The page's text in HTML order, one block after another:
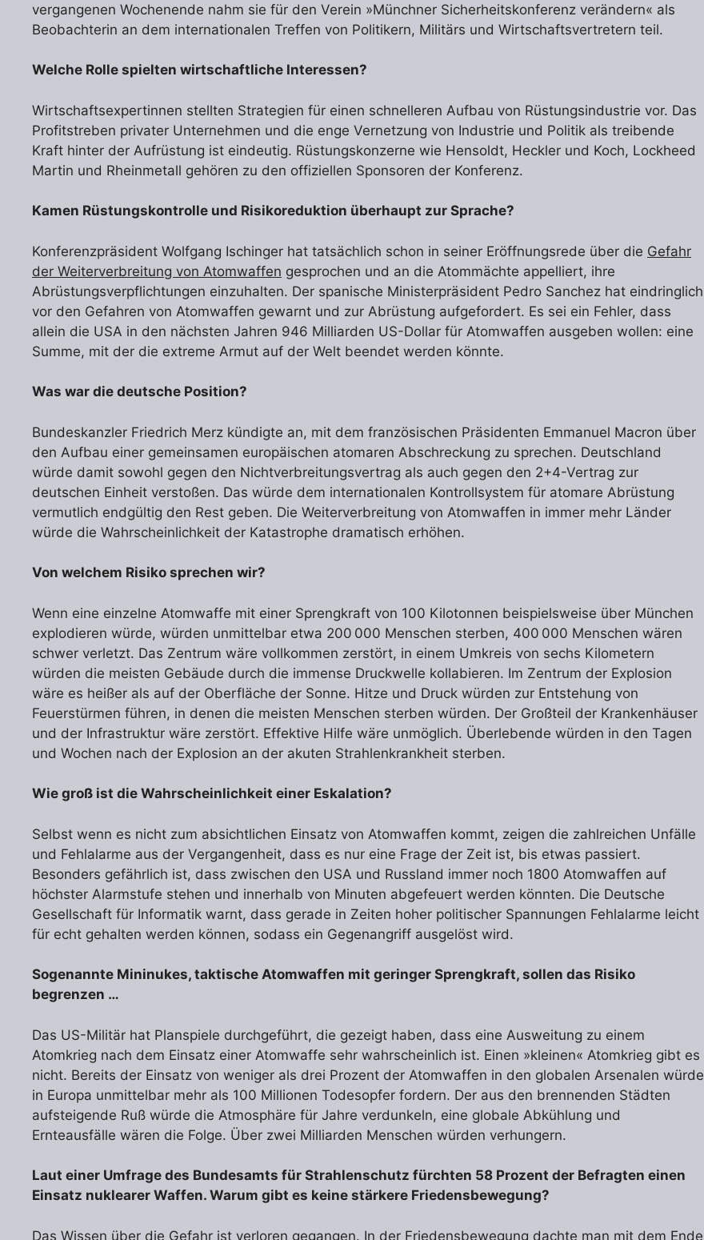
vergangenen Wochenende nahm sie für den Verein »Münchner Sicherheitskonferenz verändern« als
Beobachterin an dem internationalen Treffen von Politikern, Militärs und Wirtschaftsvertretern teil.
Welche Rolle spielten wirtschaftliche Interessen?
Wirtschaftsexpertinnen stellten Strategien für einen schnelleren Aufbau von Rüstungsindustrie vor. Das
Profitstreben privater Unternehmen und die enge Vernetzung von Industrie und Politik als treibende
Kraft hinter der Aufrüstung ist eindeutig. Rüstungskonzerne wie Hensoldt, Heckler und Koch, Lockheed
Martin und Rheinmetall gehören zu den offiziellen Sponsoren der Konferenz.
Kamen Rüstungskontrolle und Risikoreduktion überhaupt zur Sprache?
Konferenzpräsident Wolfgang Ischinger hat tatsächlich schon in seiner Eröffnungsrede über die Gefahr
der Weiterverbreitung von Atomwaffen gesprochen und an die Atommächte appelliert, ihre
Abrüstungsverpflichtungen einzuhalten. Der spanische Ministerpräsident Pedro Sanchez hat eindringlich
vor den Gefahren von Atomwaffen gewarnt und zur Abrüstung aufgefordert. Es sei ein Fehler, dass
allein die USA in den nächsten Jahren 946 Milliarden US-Dollar für Atomwaffen ausgeben wollen: eine
Summe, mit der die extreme Armut auf der Welt beendet werden könnte.
Was war die deutsche Position?
Bundeskanzler Friedrich Merz kündigte an, mit dem französischen Präsidenten Emmanuel Macron über
den Aufbau einer gemeinsamen europäischen atomaren Abschreckung zu sprechen. Deutschland
würde damit sowohl gegen den Nichtverbreitungsvertrag als auch gegen den 2+4-Vertrag zur
deutschen Einheit verstoßen. Das würde dem internationalen Kontrollsystem für atomare Abrüstung
vermutlich endgültig den Rest geben. Die Weiterverbreitung von Atomwaffen in immer mehr Länder
würde die Wahrscheinlichkeit der Katastrophe dramatisch erhöhen.
Von welchem Risiko sprechen wir?
Wenn eine einzelne Atomwaffe mit einer Sprengkraft von 100 Kilotonnen beispielsweise über München
explodieren würde, würden unmittelbar etwa 200 000 Menschen sterben, 400 000 Menschen wären
schwer verletzt. Das Zentrum wäre vollkommen zerstört, in einem Umkreis von sechs Kilometern
würden die meisten Gebäude durch die immense Druckwelle kollabieren. Im Zentrum der Explosion
wäre es heißer als auf der Oberfläche der Sonne. Hitze und Druck würden zur Entstehung von
Feuerstürmen führen, in denen die meisten Menschen sterben würden. Der Großteil der Krankenhäuser
und der Infrastruktur wäre zerstört. Effektive Hilfe wäre unmöglich. Überlebende würden in den Tagen
und Wochen nach der Explosion an der akuten Strahlenkrankheit sterben.
Wie groß ist die Wahrscheinlichkeit einer Eskalation?
Selbst wenn es nicht zum absichtlichen Einsatz von Atomwaffen kommt, zeigen die zahlreichen Unfälle
und Fehlalarme aus der Vergangenheit, dass es nur eine Frage der Zeit ist, bis etwas passiert.
Besonders gefährlich ist, dass zwischen den USA und Russland immer noch 1800 Atomwaffen auf
höchster Alarmstufe stehen und innerhalb von Minuten abgefeuert werden könnten. Die Deutsche
Gesellschaft für Informatik warnt, dass gerade in Zeiten hoher politischer Spannungen Fehlalarme leicht
für echt gehalten werden können, sodass ein Gegenangriff ausgelöst wird.
Sogenannte Mininukes, taktische Atomwaffen mit geringer Sprengkraft, sollen das Risiko
begrenzen …
Das US-Militär hat Planspiele durchgeführt, die gezeigt haben, dass eine Ausweitung zu einem
Atomkrieg nach dem Einsatz einer Atomwaffe sehr wahrscheinlich ist. Einen »kleinen« Atomkrieg gibt es
nicht. Bereits der Einsatz von weniger als drei Prozent der Atomwaffen in den globalen Arsenalen würde
in Europa unmittelbar mehr als 100 Millionen Todesopfer fordern. Der aus den brennenden Städten
aufsteigende Ruß würde die Atmosphäre für Jahre verdunkeln, eine globale Abkühlung und
Ernteausfälle wären die Folge. Über zwei Milliarden Menschen würden verhungern.
Laut einer Umfrage des Bundesamts für Strahlenschutz fürchten 58 Prozent der Befragten einen
Einsatz nuklearer Waffen. Warum gibt es keine stärkere Friedensbewegung?
Das Wissen über die Gefahr ist verloren gegangen. In der Friedensbewegung dachte man mit dem Ende